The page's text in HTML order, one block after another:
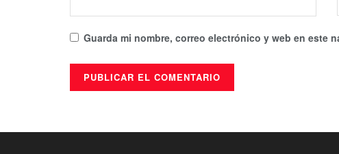
Guarda mi nombre, correo electrónico y web en este